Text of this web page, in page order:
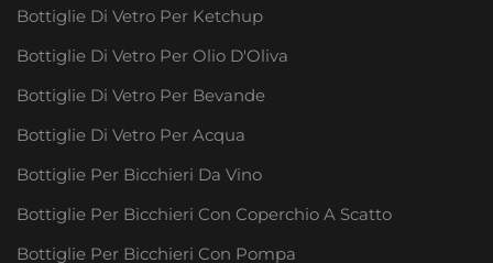
Bottiglie Di Vetro Per Ketchup
Bottiglie Di Vetro Per Olio D'Oliva
Bottiglie Di Vetro Per Bevande
Bottiglie Di Vetro Per Acqua
Bottiglie Per Bicchieri Da Vino
Bottiglie Per Bicchieri Con Coperchio A Scatto
Bottiglie Per Bicchieri Con Pompa